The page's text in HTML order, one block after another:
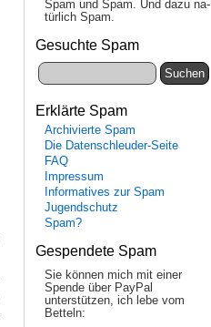
Spam und Spam. Und da­zu na­
tür­lich Spam.
Gesuchte Spam
Erklärte Spam
Archivierte Spam
Die Datenschleuder-Seite
FAQ
Impressum
Informatives zur Spam
Jugendschutz
Spam?
Gespendete Spam
Sie können mich mit einer
Spende über PayPal
unterstützen, ich lebe vom
Betteln: